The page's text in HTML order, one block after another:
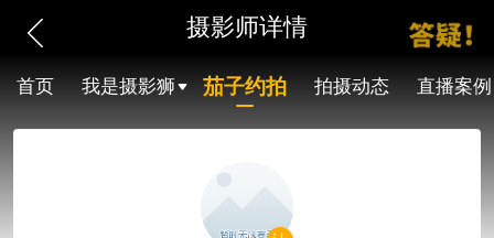
摄影师详情
首页 我是摄影狮 茄子约拍 拍摄动态 直播案例